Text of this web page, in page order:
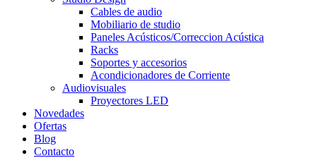
Cables de audio
Mobiliario de studio
Paneles Acústicos/Correccion Acústica
Racks
Soportes y accesorios
Acondicionadores de Corriente
Audiovisuales
Proyectores LED
Novedades
Ofertas
Blog
Contacto